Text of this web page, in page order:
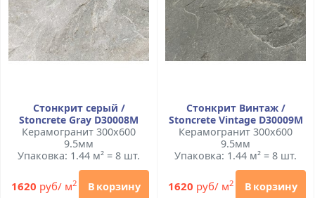
Стонкрит серый /
Stoncrete Gray D30008M
Керамогранит 300x600
9.5мм
Упаковка: 1.44 м² = 8 шт.
1620 руб/ м2 В корзину
Стонкрит Винтаж /
Stoncrete Vintage D30009M
Керамогранит 300x600
9.5мм
Упаковка: 1.44 м² = 8 шт.
1620 руб/ м2 В корзину